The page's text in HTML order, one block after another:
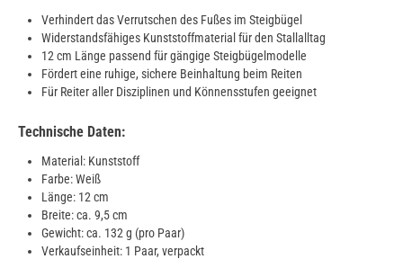
Verhindert das Verrutschen des Fußes im Steigbügel
Widerstandsfähiges Kunststoffmaterial für den Stallalltag
12 cm Länge passend für gängige Steigbügelmodelle
Fördert eine ruhige, sichere Beinhaltung beim Reiten
Für Reiter aller Disziplinen und Könnensstufen geeignet
Technische Daten:
Material: Kunststoff
Farbe: Weiß
Länge: 12 cm
Breite: ca. 9,5 cm
Gewicht: ca. 132 g (pro Paar)
Verkaufseinheit: 1 Paar, verpackt